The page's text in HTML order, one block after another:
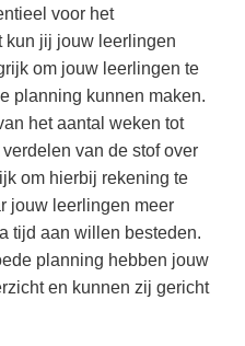
voor het
kun jij jouw leerlingen
om jouw leerlingen te
planning kunnen maken.
het aantal weken tot
van de stof over
om hierbij rekening te
jouw leerlingen meer
tijd aan willen besteden.
planning hebben jouw
en kunnen zij gericht